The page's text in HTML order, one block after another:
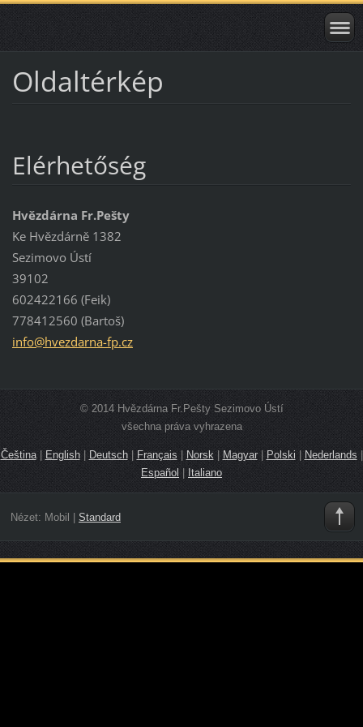
Oldaltérkép
Elérhetőség
Hvězdárna Fr.Pešty
Ke Hvězdárně 1382
Sezimovo Ústí
39102
602422166 (Feik)
778412560 (Bartoš)
info@hvezdarna-fp.cz
© 2014 Hvězdárna Fr.Pešty Sezimovo Ústí
všechna práva vyhrazena
Čeština| English|Deutsch| Français | Norsk | Magyar| Polski | Nederlands |
Español | Italiano
Nézet: Mobil Standard